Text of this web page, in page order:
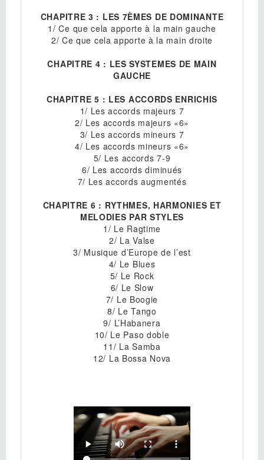
CHAPITRE 3 : LES 7ÈMES DE DOMINANTE
1/ Ce que cela apporte à la main gauche
2/ Ce que cela apporte à la main droite
CHAPITRE 4 : LES SYSTEMES DE MAIN
GAUCHE
CHAPITRE 5 : LES ACCORDS ENRICHIS
1/ Les accords majeurs 7
2/ Les accords majeurs «6»
3/ Les accords mineurs 7
4/ Les accords mineurs «6»
5/ Les accords 7-9
6/ Les accords diminués
7/ Les accords augmentés
CHAPITRE 6 : RYTHMES, HARMONIES ET
MELODIES PAR STYLES
1/ Le Ragtime
2/ La Valse
3/ Musique d’Europe de l’est
4/ Le Blues
5/ Le Rock
6/ Le Slow
7/ Le Boogie
8/ Le Tango
9/ L’Habanera
10/ Le Paso doble
11/ La Samba
12/ La Bossa Nova